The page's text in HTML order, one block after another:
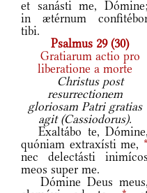
et sanásti me, Dómine;
in ætérnum
tibi.
Psalmus 29 (30)
Gratiarum actio pro
liberatione a morte
Christus post
resurrectionem
gloriosam Patri gratias
agit (Cassiodorus).
Exaltábo te, Dómine,
quóniam extraxísti me, *
nec delectásti inimícos
meos super me.
Dómine Deus meus,